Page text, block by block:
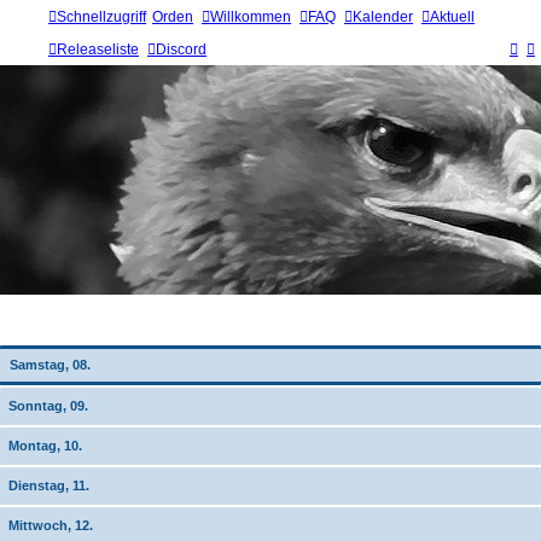
Schnellzugriff Orden Willkommen FAQ Kalender
Aktuell
Releaseliste
Discord
Samstag, 08.
Sonntag, 09.
Montag, 10.
Dienstag, 11.
Mittwoch, 12.